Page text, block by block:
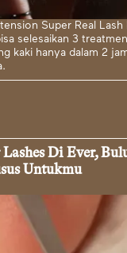
Super Real
selesaikan 3
kaki hanya dalam 2
Di Ever,
Untukmu